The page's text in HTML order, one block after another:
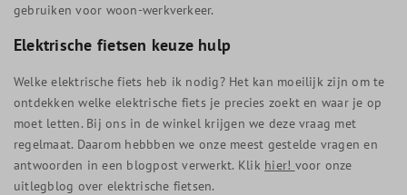
gebruiken voor woon-werkverkeer.
Elektrische fietsen keuze hulp
Welke elektrische fiets heb ik nodig? Het kan moeilijk zijn om te
ontdekken welke elektrische fiets je precies zoekt en waar je op
moet letten. Bij ons in de winkel krijgen we deze vraag met
regelmaat. Daarom hebbben we onze meest gestelde vragen en
antwoorden in een blogpost verwerkt. Klik hier! voor onze
uitlegblog over elektrische fietsen.